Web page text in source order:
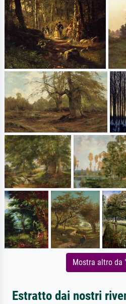
Mostra altro da
Estratto dai nostri